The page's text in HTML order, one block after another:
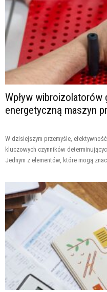
Wpływ
energetyczną maszyn
W dzisiejszym przemyśle,
kluczowych czynników
Jednym z elementów, które mogą